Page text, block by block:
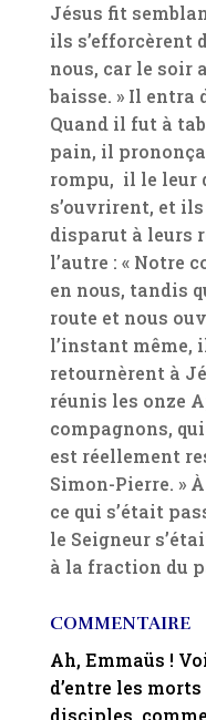
Jésus fit
ils s’efforcèrent
nous, car le soir
baisse. » Il entra
Quand il fut à
pain, il
rompu, il le leur
s’ouvrirent, et
disparut à leurs
l’autre : « Notre
en nous, tandis
route et nous
l’instant même,
retournèrent à
réunis les onze
compagnons,
est réellement
Simon-Pierre. »
ce qui s’était
le Seigneur
à la fraction du
COMMENTAIRE
Ah, Emmaüs !
d’entre les
disciples,